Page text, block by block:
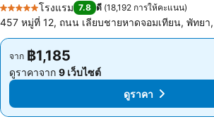
5 ดาว
โรงแรม 7.8 ดี (18,192 การให้คะแนน)
457 หมู่ที่ 12, ถนน เลียบชายหาดจอมเทียน, พัทยา
จาก ฿1,185
ดูราคาจาก 9 เว็บไซต์
ดูราคา
จาก ฿1,185
ดูราคาจาก 9 เว็บไซต์
ดูราคา